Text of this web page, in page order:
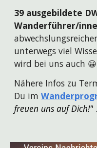
39 ausgebildete
Wanderführer/
unterwegs viel
wird bei uns auch
Nähere Infos zu
Du im
freuen uns auf Dich!"